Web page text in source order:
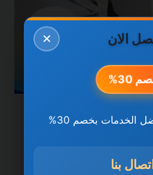
دبي
✕ الان
30%
بخصم 30%
بنا